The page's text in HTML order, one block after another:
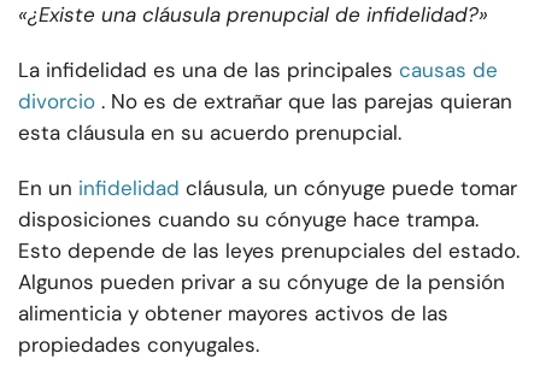
«¿Existe una cláusula prenupcial de infidelidad?»
La infidelidad es una de las principales causas de
divorcio . No es de extrañar que las parejas quieran
esta cláusula en su acuerdo prenupcial.
En un infidelidad cláusula, un cónyuge puede tomar
disposiciones cuando su cónyuge hace trampa.
Esto depende de las leyes prenupciales del estado.
Algunos pueden privar a su cónyuge de la pensión
alimenticia y obtener mayores activos de las
propiedades conyugales.